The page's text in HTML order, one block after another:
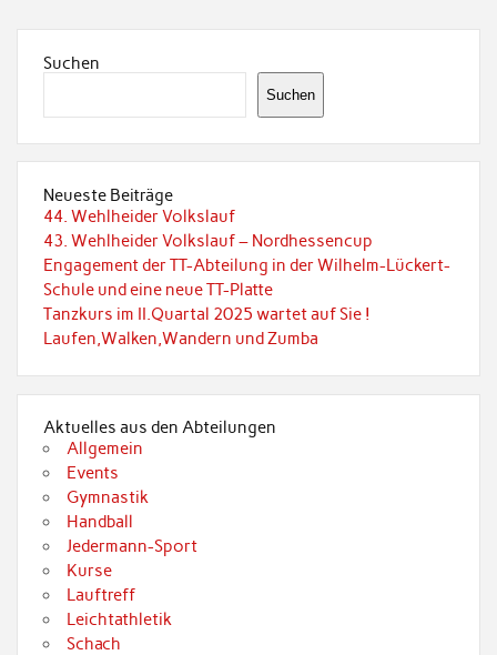
Suchen
Suchen
Neueste Beiträge
44. Wehlheider Volkslauf
43. Wehlheider Volkslauf – Nordhessencup
Engagement der TT-Abteilung in der Wilhelm-Lückert-
Schule und eine neue TT-Platte
Tanzkurs im II.Quartal 2025 wartet auf Sie !
Laufen,Walken,Wandern und Zumba
Aktuelles aus den Abteilungen
Allgemein
Events
Gymnastik
Handball
Jedermann-Sport
Kurse
Lauftreff
Leichtathletik
Schach